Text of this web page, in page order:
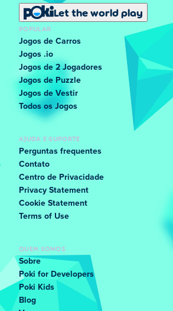
Let the world play
POPULAR
Jogos de Carros
Jogos .io
Jogos de 2 Jogadores
Jogos de Puzzle
Jogos de Vestir
Todos os Jogos
AJUDA E SUPORTE
Perguntas frequentes
Contato
Centro de Privacidade
Privacy Statement
Cookie Statement
Terms of Use
QUEM SOMOS
Sobre
Poki for Developers
Poki Kids
Blog